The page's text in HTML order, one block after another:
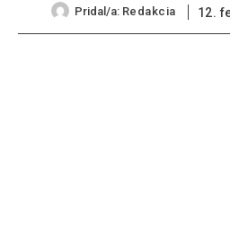
Pridal/a: Redakcia 12.